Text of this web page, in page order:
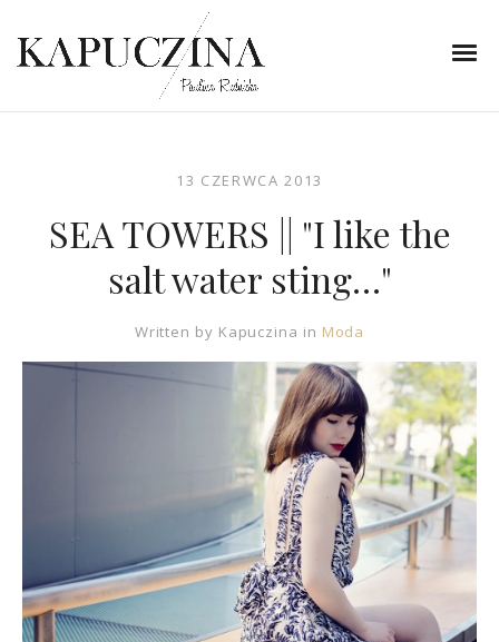
13 CZERWCA 2013
SEA TOWERS || "I like the
salt water sting…"
Written by Kapuczina in Moda